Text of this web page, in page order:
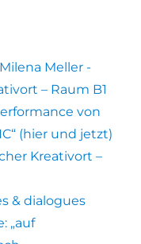
Meller -
– Raum B1
von
(hier und jetzt)
Kreativort –
& dialogues
„auf